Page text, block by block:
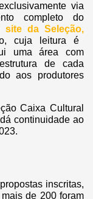
via
completo do
site da Seleção,
cuja leitura é
uma área com
de cada
aos produtores
Caixa Cultural
continuidade ao
inscritas,
de 200 foram